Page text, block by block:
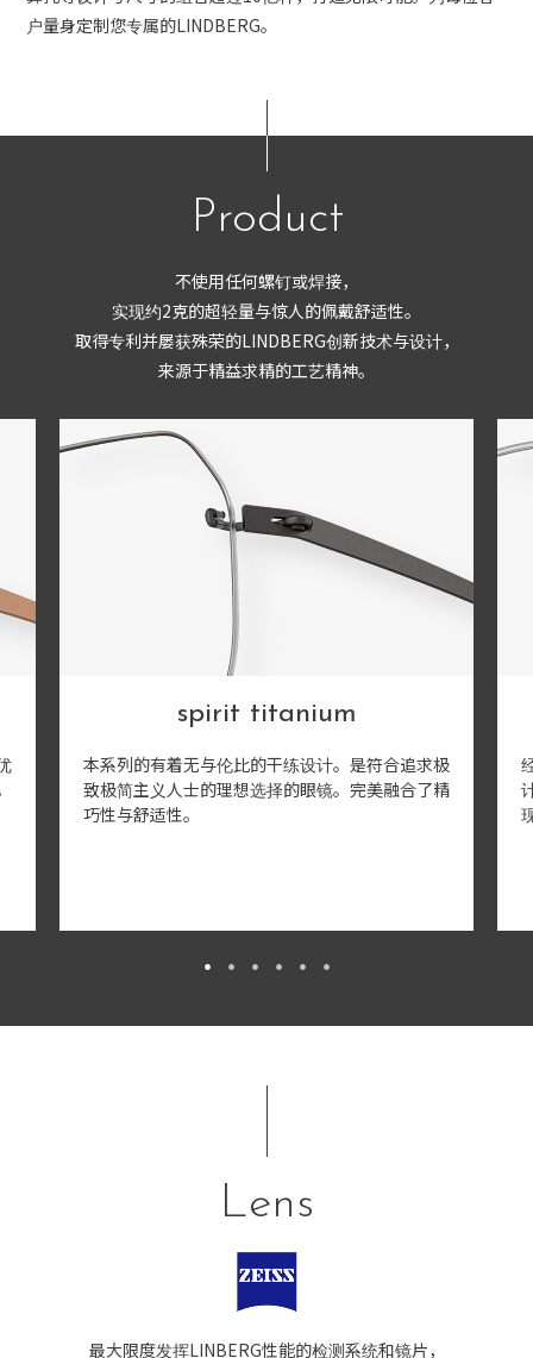
户量身定制您专属的LINDBERG。
Product
不使用任何螺钉或焊接，
实现约2克的超轻量与惊人的佩戴舒适性。
取得专利并屡获殊荣的LINDBERG创新技术与设计，
来源于精益求精的工艺精神。
spirit titanium
本系列的有着无与伦比的干练设计。是符合追求极
致极简主义人士的理想选择的眼镜。完美融合了精
巧性与舒适性。
Lens
最大限度发挥LINBERG性能的检测系统和镜片，